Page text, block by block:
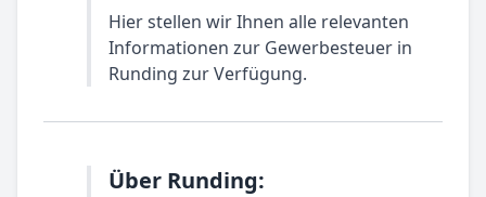
Hier stellen wir Ihnen alle relevanten
Informationen zur Gewerbesteuer in
Runding zur Verfügung.
Über Runding: